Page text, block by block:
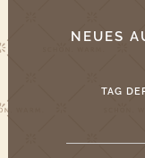
NEUES
TAG